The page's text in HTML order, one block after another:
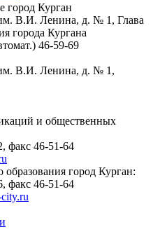
город Курган
В.И. Ленина, д. № 1, Глава
города Кургана
46-59-69
им. В.И. Ленина, д. № 1,
и общественных
факс 46-51-64
город Курган:
факс 46-51-64